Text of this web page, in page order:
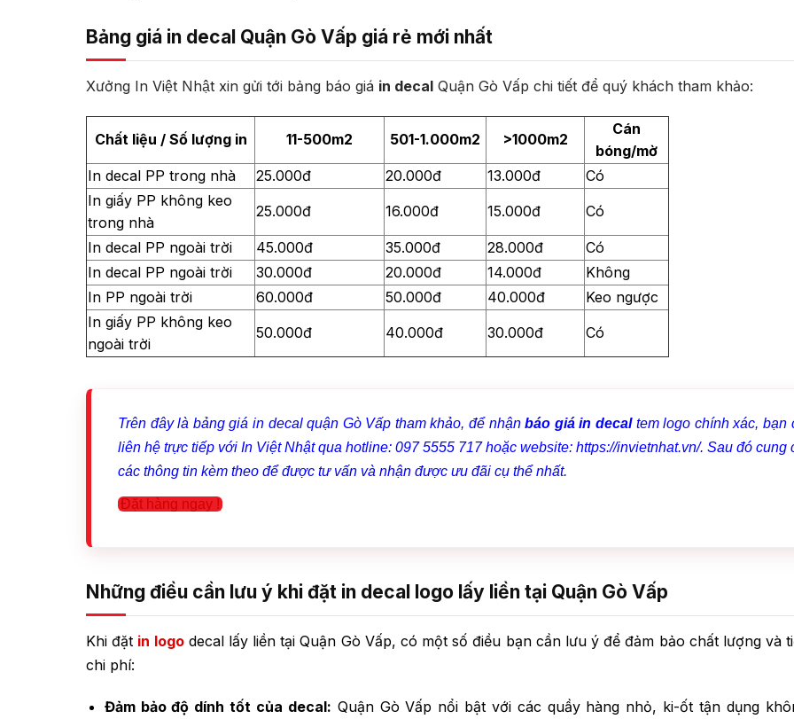
Bảng giá in decal Quận Gò Vấp giá rẻ mới nhất
Xưởng In Việt Nhật xin gửi tới bảng báo giá in decal Quận Gò Vấp chi tiết để quý khách tham khảo:
Chất liệu / Số lượng in 11-500m2 501-1.000m2 >1000m2
Cán
bóng/mờ
In decal PP trong nhà
25.000đ 20.000đ 13.000đ
Có
In giấy PP không keo
trong nhà
25.000đ 16.000đ 15.000đ Có
In decal PP ngoài trời 45.000đ 35.000đ 28.000đ
Có
In decal PP ngoài trời
30.000đ 20.000đ 14.000đ
Không
In PP ngoài trời
60.000đ 50.000đ 40.000đ
Keo ngược
In giấy PP không keo
ngoài trời
50.000đ 40.000đ 30.000đ Có
Trên đây là bảng giá in decal quận Gò Vấp tham khảo, để nhậnbáo giá in decaltem logo chính xác, bạn
liên hệ trực tiếp với In Việt Nhật qua hotline: 097 5555 717 hoặc website: https://invietnhat.vn/. Sau đó cung
các thông tin kèm theo để được tư vấn và nhận được ưu đãi cụ thể nhất.
Đặt hàng ngay !
Những điều cần lưu ý khi đặt in decal logo lấy liền tại Quận Gò Vấp
Khi đặt in logodecal lấy liền tại Quận Gò Vấp, có một số điều bạn cần lưu ý để đảm bảo chất lượng và
chi phí:
Đảm bảo độ dính tốt của decal: Quận Gò Vấp nổi bật với các quầy hàng nhỏ, ki-ốt tận dụng